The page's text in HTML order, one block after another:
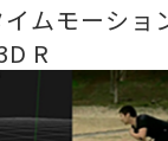
ムモーショ
R